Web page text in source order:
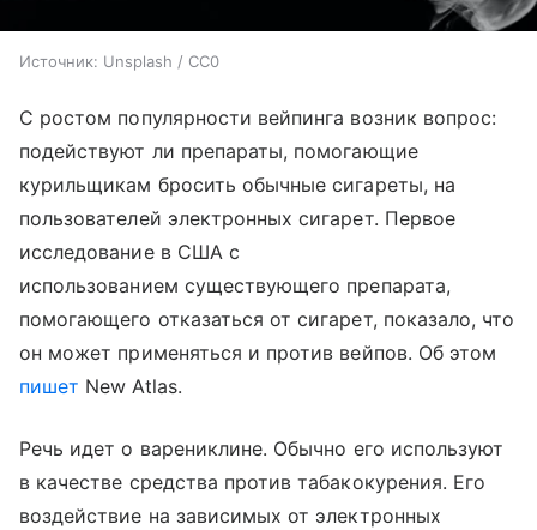
Источник: Unsplash / CC0
С ростом популярности вейпинга возник вопрос:
подействуют ли препараты, помогающие
курильщикам бросить обычные сигареты, на
пользователей электронных сигарет. Первое
исследование в США с
использованием существующего препарата,
помогающего отказаться от сигарет, показало, что
он может применяться и против вейпов. Об этом
пишет New Atlas.
Речь идет о варениклине. Обычно его используют
в качестве средства против табакокурения. Его
воздействие на зависимых от электронных